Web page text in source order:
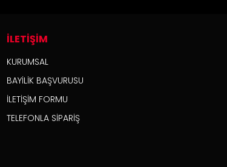
İLETİŞİM
KURUMSAL
BAYİLİK BAŞVURUSU
İLETİŞİM FORMU
TELEFONLA SİPARİŞ